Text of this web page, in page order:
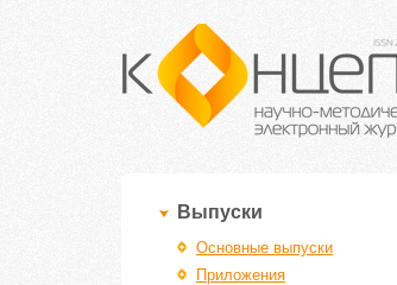
Выпуски
Основные выпуски
Приложения